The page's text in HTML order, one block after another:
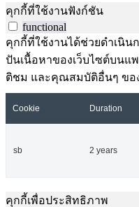
คุกกี้ที่ใช้งานฟังก์ชัน
functional
คุกกี้ที่ใช้งานได้ช่วยดำเนิน
ปันเนื้อหาของเว็บไซต์บนแ
ติชม และคุณสมบัติอื่นๆ ขอ
Cookie Duration
sb 2 years
คุกกี้เพื่อประสิทธิภาพ